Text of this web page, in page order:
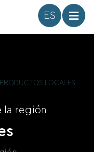
Idioma
PRODUCTOS LOCALES
la región